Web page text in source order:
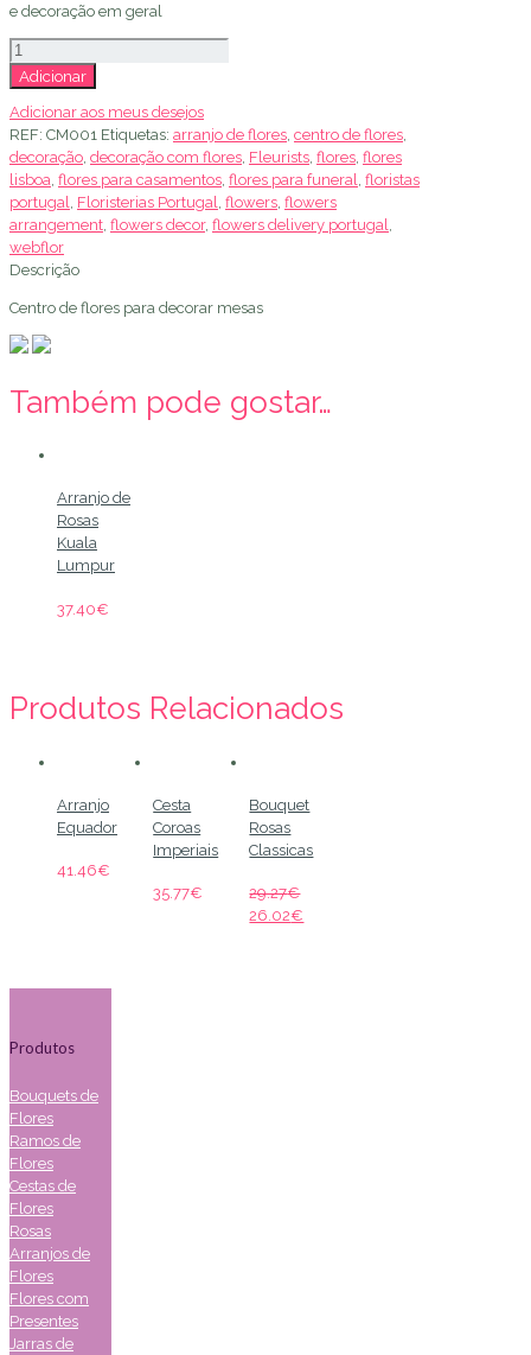
e decoração em geral
Quantidade
de
Centro
de
Flores
Lisboa
Adicionar
Adicionar aos meus desejos
REF: CM001 Etiquetas: arranjo de flores centro de flores
decoração decoração com flores Fleurists flores flores
lisboa flores para casamentos flores para funeral
floristas
portugal
Floristerias Portugal flowers flowers
arrangement flowers decor, flowers delivery portugal
webflor
Descrição
Centro de flores para decorar mesas
Também pode gostar…
Arranjo de
Rosas
Kuala
Lumpur
37.40€
Produtos Relacionados
Arranjo
Equador
41.46€
Cesta
Coroas
Imperiais
35.77€
Bouquet
Rosas
Classicas
29.27€
26.02€
Produtos
Bouquets de
Flores
Ramos de
Flores
Cestas de
Flores
Rosas
Arranjos de
Flores
Flores com
Presentes
Jarras de